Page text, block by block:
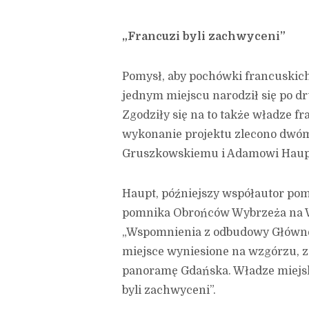
„Francuzi byli zachwyceni”
Pomysł, aby pochówki
jednym miejscu narodził się po
Zgodziły się na to także władze
wykonanie projektu zlecono
Gruszkowskiemu i Adamowi
Haupt, późniejszy współautor
pomnika Obrońców Wybrzeża na
„Wspomnienia z odbudowy
miejsce wyniesione na wzgórzu,
panoramę Gdańska. Władze
byli zachwyceni”.